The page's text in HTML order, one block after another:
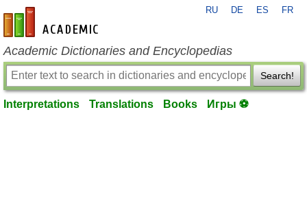
en-academic.com
RU DE ES FR
Academic Dictionaries and Encyclopedias
Search!
Interpretations Translations Books Игры ⚽